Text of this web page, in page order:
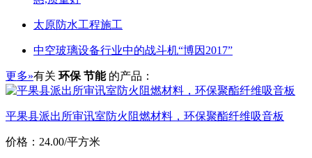
太原防水工程施工
中空玻璃设备行业中的战斗机“博因2017”
更多»有关 环保 节能 的产品：
平果县派出所审讯室防火阻燃材料，环保聚酯纤维吸音板
价格：24.00/平方米